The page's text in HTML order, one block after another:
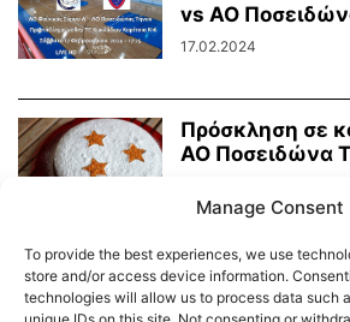
Manage Consent
To provide the best experiences, we use
store and/or access device information.
technologies will allow us to process data such
vs ΑΟ
17.02.2024
Πρόσκληση σε
ΑΟ Ποσειδώνα
1 2